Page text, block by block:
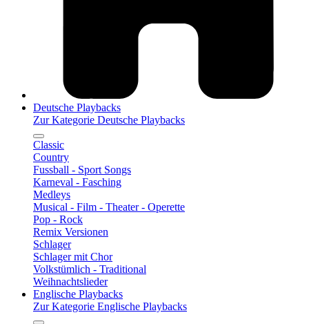
Deutsche Playbacks
Zur Kategorie Deutsche Playbacks
Classic
Country
Fussball - Sport Songs
Karneval - Fasching
Medleys
Musical - Film - Theater - Operette
Pop - Rock
Remix Versionen
Schlager
Schlager mit Chor
Volkstümlich - Traditional
Weihnachtslieder
Englische Playbacks
Zur Kategorie Englische Playbacks